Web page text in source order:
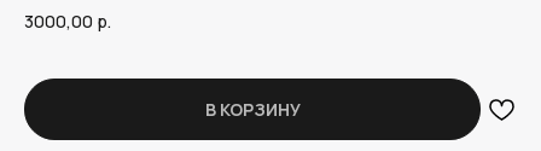
3000,00 р.
В КОРЗИНУ